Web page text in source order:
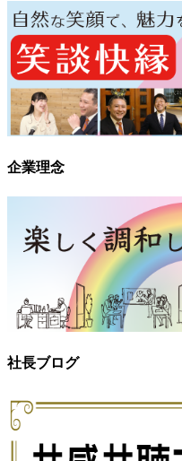
企業理念
社長ブログ